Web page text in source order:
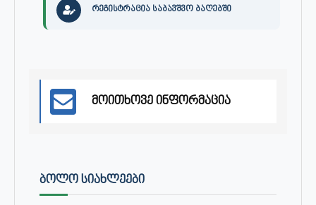
რეგისტრაცია საბავშვო ბაღებში
მოითხოვე ინფორმაცია
ᲑᲝᲚᲝ ᲡᲘᲐᲮᲚᲔᲔᲑᲘ